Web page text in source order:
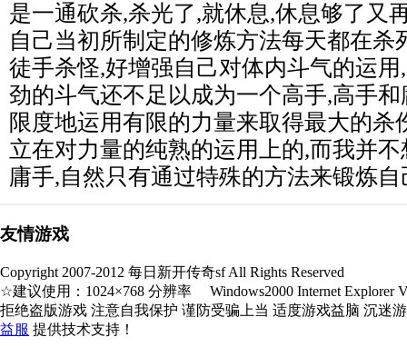
是一通砍杀,杀光了,就休息,休息够了又
自己当初所制定的修炼方法每天都在杀
徒手杀怪,好增强自己对体内斗气的运
劲的斗气还不足以成为一个高手,高手
限度地运用有限的力量来取得最大的杀
立在对力量的纯熟的运用上的,而我并
庸手,自然只有通过特殊的方法来锻炼自
友情游戏
Copyright 2007-2012 每日新开传奇sf All Rights Reserved
☆建议使用：1024×768 分辨率 Windows2000 Internet Explorer
拒绝盗版游戏 注意自我保护 谨防受骗上当 适度游戏益脑 沉迷
益服 提供技术支持！